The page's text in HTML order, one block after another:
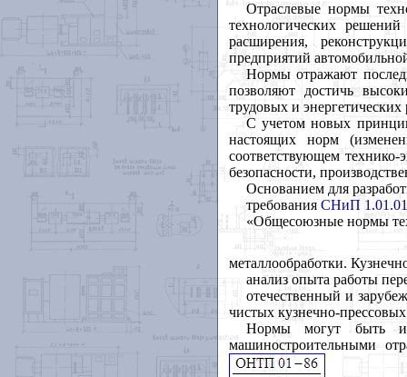
Отраслевые нормы
технологических
расширения,
предприятий
Нормы отражают
позволяют достичь
трудовых и энергетических
С учетом новых
настоящих норм
соответствующем
безопасности,
Основанием для
требования СНиП
«Общесоюзные нормы
металлообработки.
анализ опыта работы
отечественный и
чистых кузнечно-
Нормы могут быть
машиностроительными